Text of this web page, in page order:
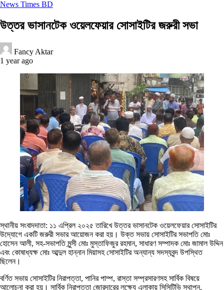
News Times BD
উত্তর ভাসানটেক ওয়েলফেয়ার সোসাইটির জরুরী সভা
Fancy Aktar
1 year ago
স্থানীয় সংবাদদাতা: ১১ এপ্রিল ২০২৫ তারিখে উত্তর ভাসানটেক ওয়েলফেয়ার সোসাইটির
উদ্যোগে একটি জরুরী সভার আয়োজন করা হয়। উক্ত সভায় সোসাইটির সভাপতি মোঃ
হোসেন আলী, সহ-সভাপতি মুন্সী মোঃ মুস্তাফিজুর রহমান, সাধারণ সম্পাদক মোঃ জামাল উদ্দিন
এবং কোষাধ্যক্ষ মোঃ আব্দুল হান্নান মিয়াসহ সোসাইটির অন্যান্য সদস্যবৃন্দ উপস্থিত
ছিলেন।
বর্ণিত সভায় সোসাইটির নিরাপত্তা, পানির পাম্প, রাস্তা সম্প্রসারণসহ সার্বিক বিষয়ে
আলোচনা করা হয়। সার্বিক নিরাপত্তা জোরদারের লক্ষ্যে এলাকায় সিসিটিভি স্থাপন,